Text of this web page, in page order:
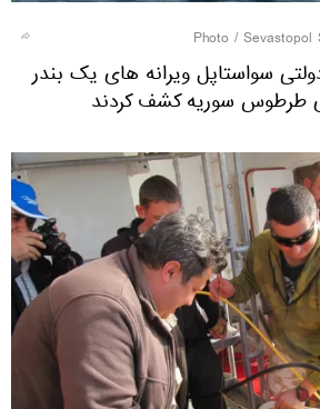
Sevastopol
سواستاپل ویرانه های یک بندر
طرطوس سوریه کشف کردند